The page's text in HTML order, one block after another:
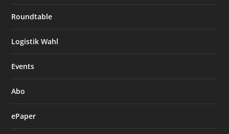
Roundtable
Logistik Wahl
Events
Abo
ePaper